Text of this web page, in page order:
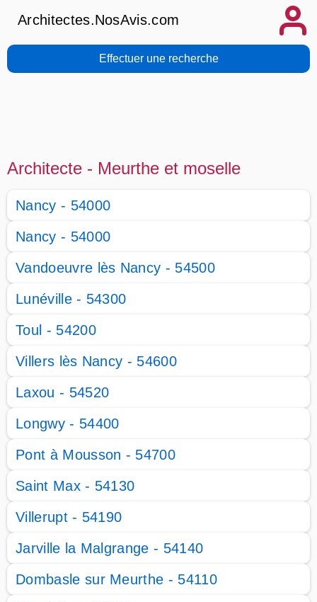
Architectes.NosAvis.com
Effectuer une recherche
Architecte - Meurthe et moselle
Nancy - 54000
Nancy - 54000
Vandoeuvre lès Nancy - 54500
Lunéville - 54300
Toul - 54200
Villers lès Nancy - 54600
Laxou - 54520
Longwy - 54400
Pont à Mousson - 54700
Saint Max - 54130
Villerupt - 54190
Jarville la Malgrange - 54140
Dombasle sur Meurthe - 54110